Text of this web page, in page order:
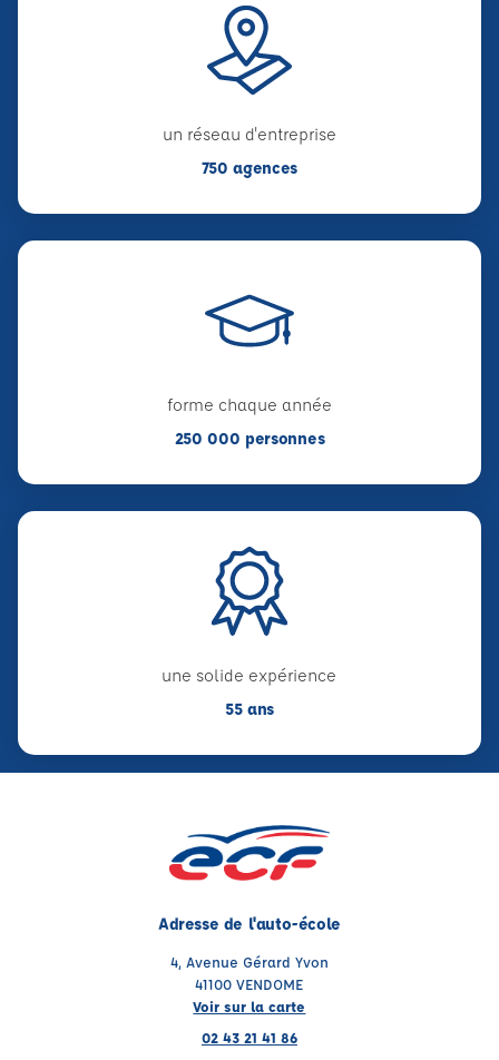
un réseau d'entreprise
750 agences
forme chaque année
250 000 personnes
une solide expérience
55 ans
Adresse de l'auto-école
4, Avenue Gérard Yvon
41100 VENDOME
Voir sur la carte
02 43 21 41 86